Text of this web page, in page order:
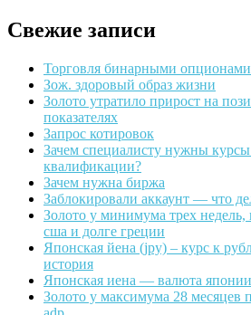
Свежие записи
Торговля бинарными
Зож. здоровый образ жизни
Золото утратило прирост на
показателях
Запрос котировок
Зачем специалисту нужны
квалификации?
Зачем нужна биржа
Заблокировали аккаунт — что
Золото у минимума трех
сша и долге греции
Японская йена (jpy) – курс к
история
Японская иена — валюта японии
Золото у максимума 28 месяцев